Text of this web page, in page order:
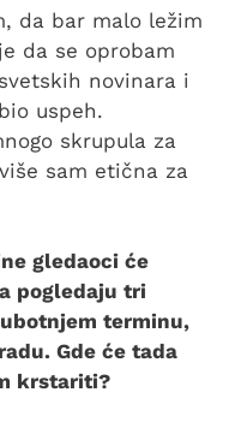
da bar malo ležim
da se oprobam
novinara i
uspeh.
skrupula za
sam etična za
gledaoci će
pogledaju tri
terminu,
Gde će tada
krstariti?